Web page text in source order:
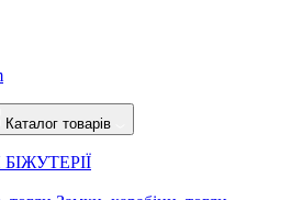
Каталог товарів